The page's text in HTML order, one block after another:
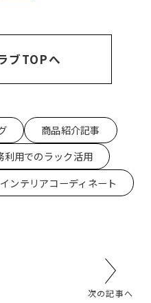
ブTOPへ
商品紹介記事
利用でのラック活用
インテリアコーディネート
次の記事へ